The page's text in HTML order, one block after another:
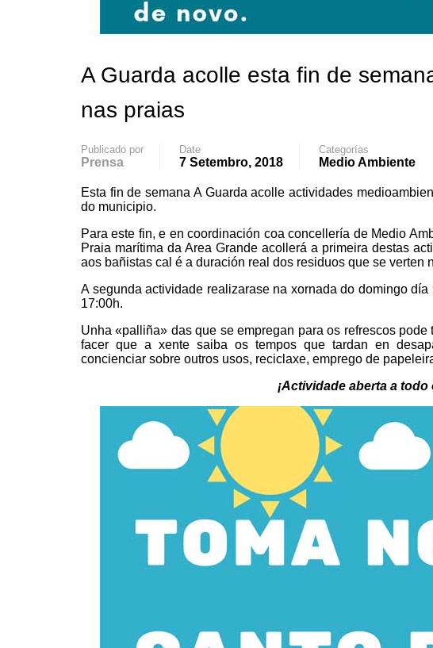
A Guarda acolle esta fin de
nas praias
Publicado por
Prensa
Date
7 Setembro, 2018
Categorías
Medio Ambiente
Esta fin de semana A Guarda acolle actividades
do municipio.
Para este fin, e en coordinación coa concellería de Medio
Praia marítima da Area Grande acollerá a primeira destas
aos bañistas cal é a duración real dos residuos que se verten
A segunda actividade realizarase na xornada do domingo
17:00h.
Unha «palliña» das que se empregan para os refrescos
facer que a xente saiba os tempos que tardan en
concienciar sobre outros usos, reciclaxe, emprego de
¡Actividade aberta a